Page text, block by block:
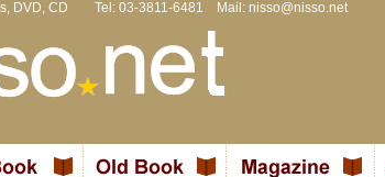
DVD, CD Tel: 03-3811-6481 Mail: nisso@nisso.net